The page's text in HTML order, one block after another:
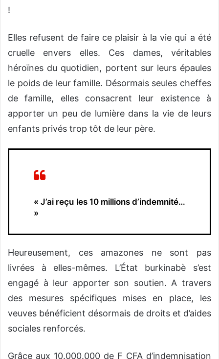
!
Elles refusent de faire ce plaisir à la vie qui a été
cruelle envers elles. Ces dames, véritables
héroïnes du quotidien, portent sur leurs épaules
le poids de leur famille. Désormais seules cheffes
de famille, elles consacrent leur existence à
apporter un peu de lumière dans la vie de leurs
enfants privés trop tôt de leur père.
« J’ai reçu les 10 millions d’indemnité…
»
Heureusement, ces amazones ne sont pas
livrées à elles-mêmes. L’État burkinabè s’est
engagé à leur apporter son soutien. A travers
des mesures spécifiques mises en place, les
veuves bénéficient désormais de droits et d’aides
sociales renforcés.
Grâce aux 10.000.000 de F CFA d’indemnisation